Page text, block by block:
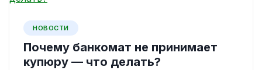
НОВОСТИ
Почему банкомат не принимает
купюру — что делать?